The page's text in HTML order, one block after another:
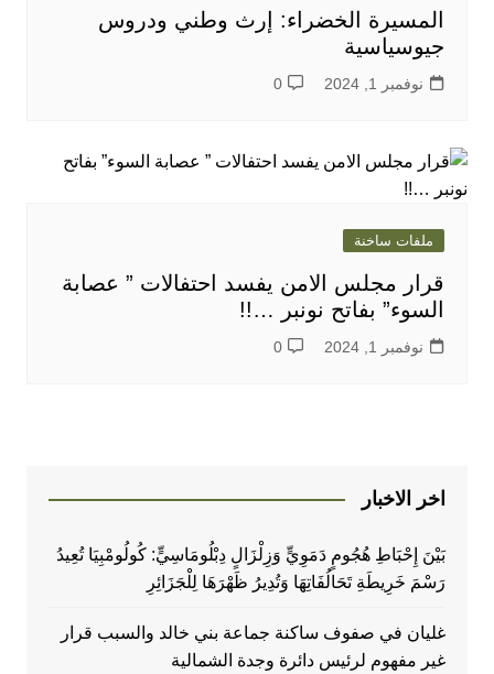
المسيرة الخضراء: إرث وطني ودروس
جيوسياسية
نوفمبر 1, 2024 0
ملفات ساخنة
قرار مجلس الامن يفسد احتفالات ” عصابة
السوء” بفاتح نونبر …!!
نوفمبر 1, 2024 0
اخر الاخبار
بَيْنَ إِحْبَاطِ هُجُومٍ دَمَوِيٍّ وَزِلْزَالٍ دِبْلُومَاسِيٍّ: كُولُومْبِيَا تُعِيدُ
رَسْمَ خَرِيطَةِ تَحَالُفَاتِهَا وَتُدِيرُ ظَهْرَهَا لِلْجَزَائِرِ
غليان في صفوف ساكنة جماعة بني خالد والسبب قرار
غير مفهوم لرئيس دائرة وجدة الشمالية